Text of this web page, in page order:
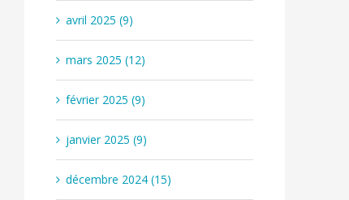
avril 2025 (9)
mars 2025 (12)
février 2025 (9)
janvier 2025 (9)
décembre 2024 (15)